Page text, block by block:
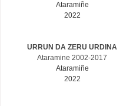
Ataramiñe
2022
URRUN DA ZERU URDINA
Ataramine 2002-2017
Ataramiñe
2022